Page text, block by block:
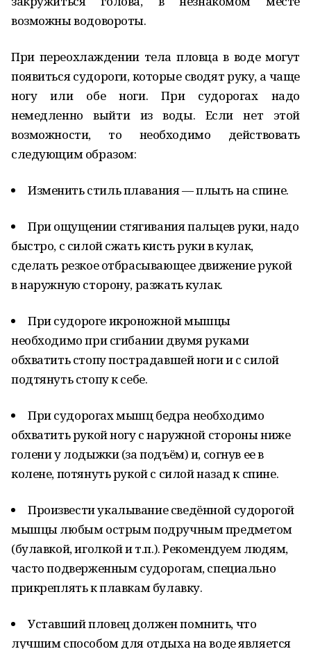
возможны водовороты.
При переохлаждении тела пловца в воде могут
появиться судороги, которые сводят руку, а чаще
ногу или обе ноги. При судорогах надо
немедленно выйти из воды. Если нет этой
возможности, то необходимо действовать
следующим образом:
Изменить стиль плавания — плыть на спине.
При ощущении стягивания пальцев руки, надо
быстро, с силой сжать кисть руки в кулак,
сделать резкое отбрасывающее движение рукой
в наружную сторону, разжать кулак.
При судороге икроножной мышцы
необходимо при сгибании двумя руками
обхватить стопу пострадавшей ноги и с силой
подтянуть стопу к себе.
При судорогах мышц бедра необходимо
обхватить рукой ногу с наружной стороны ниже
голени у лодыжки (за подъём) и, согнув ее в
колене, потянуть рукой с силой назад к спине.
Произвести укалывание сведённой судорогой
мышцы любым острым подручным предметом
(булавкой, иголкой и т.п.). Рекомендуем людям,
часто подверженным судорогам, специально
прикреплять к плавкам булавку.
Уставший пловец должен помнить, что
лучшим способом для отдыха на воде является